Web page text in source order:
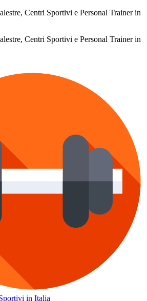
Centri Sportivi e Personal Trainer in
Centri Sportivi e Personal Trainer in
in Italia